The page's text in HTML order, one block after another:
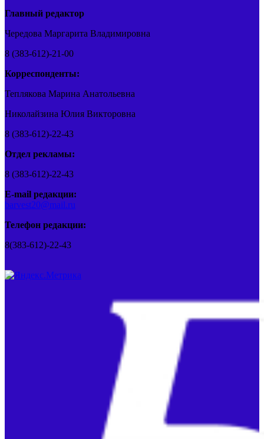
Главный редактор
Чередова Маргарита Владимировна
8 (383-612)-21-00
Корреспонденты:
Теплякова Марина Анатольевна
Николайзина Юлия Викторовна
8 (383-612)-22-43
Отдел рекламы:
8 (383-612)-22-43
E-mail редакции:
barvest20@mail.ru
Телефон редакции:
8(383-612)-22-43